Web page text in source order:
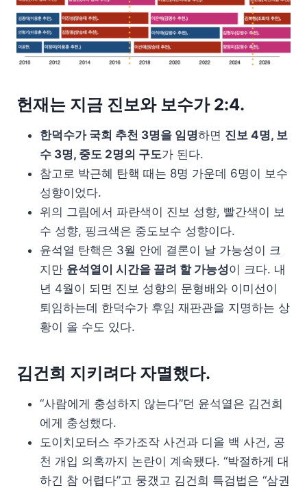
헌재는 지금 진보와 보수가 2:4.
한덕수가 국회 추천 3명을 임명하면 진보 4명, 보
수 3명, 중도 2명의 구도가 된다.
참고로 박근혜 탄핵 때는 8명 가운데 6명이 보수
성향이었다.
위의 그림에서 파란색이 진보 성향, 빨간색이 보
수 성향, 핑크색은 중도보수 성향이다.
윤석열 탄핵은 3월 안에 결론이 날 가능성이 크
지만 윤석열이 시간을 끌려 할 가능성이 크다. 내
년 4월이 되면 진보 성향의 문형배와 이미선이
퇴임하는데 한덕수가 후임 재판관을 지명하는 상
황이 올 수도 있다.
김건희 지키려다 자멸했다.
“사람에게 충성하지 않는다”던 윤석열은 김건희
에게 충성했다.
도이치모터스 주가조작 사건과 디올 백 사건, 공
천 개입 의혹까지 논란이 계속됐다. “박절하게 대
하긴 참 어렵다”고 뭉갰고 김건희 특검법은 “삼권